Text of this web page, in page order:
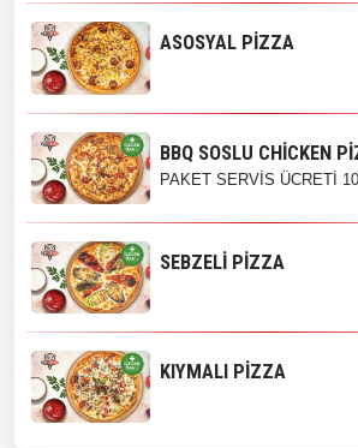
ASOSYAL PİZZA
BBQ SOSLU CHİCKEN
PAKET SERVİS ÜCRETİ
SEBZELİ PİZZA
KIYMALI PİZZA